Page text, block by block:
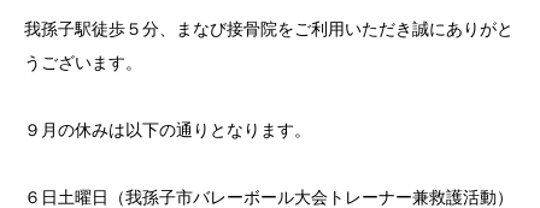
我孫子駅徒歩５分、まなび接骨院をご利用いただき誠にありがと
うございます。
９月の休みは以下の通りとなります。
６日土曜日（我孫子市バレーボール大会トレーナー兼救護活動）